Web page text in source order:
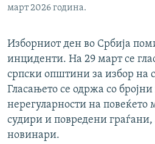
март 2026 година.
Изборниот ден во Србија
инциденти. На 29 март се
српски општини за избор на
Гласањето се одржа со
нерегуларности на повеќето
судири и повредени
новинари.